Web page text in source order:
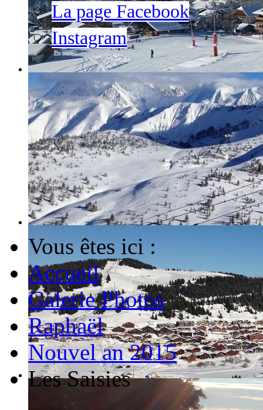
La page Facebook
Instagram
Vous êtes ici :
Accueil
Galerie Photos
Raphaël
Nouvel an 2015
Les Saisies